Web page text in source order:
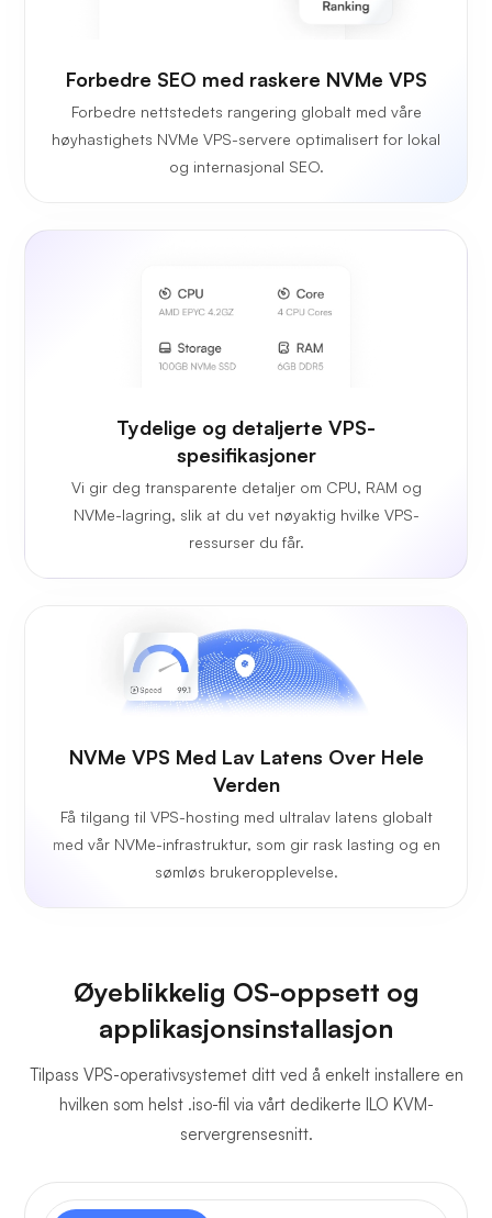
Forbedre SEO med raskere NVMe VPS
Forbedre nettstedets rangering globalt med våre
høyhastighets NVMe VPS-servere optimalisert for lokal
og internasjonal SEO.
Tydelige og detaljerte VPS-
spesifikasjoner
Vi gir deg transparente detaljer om CPU, RAM og
NVMe-lagring, slik at du vet nøyaktig hvilke VPS-
ressurser du får.
NVMe VPS Med Lav Latens Over Hele
Verden
Få tilgang til VPS-hosting med ultralav latens globalt
med vår NVMe-infrastruktur, som gir rask lasting og en
sømløs brukeropplevelse.
Øyeblikkelig OS-oppsett og
applikasjonsinstallasjon
Tilpass VPS-operativsystemet ditt ved å enkelt installere en
hvilken som helst .iso-fil via vårt dedikerte ILO KVM-
servergrensesnitt.